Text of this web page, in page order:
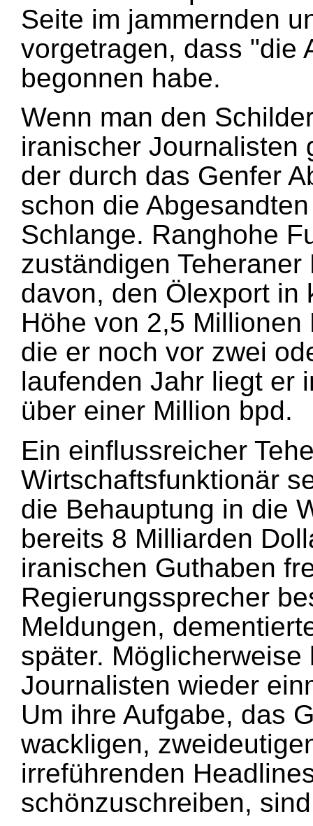
Seite im jammernden
vorgetragen, dass "die
begonnen habe.
Wenn man den
iranischer Journalisten
der durch das Genfer
schon die
Schlange. Ranghohe
zuständigen
davon, den Ölexport in
Höhe von 2,5
die er noch vor zwei
laufenden Jahr liegt er
über einer Million bpd.
Ein einflussreicher
Wirtschaftsfunktionär
die Behauptung in die
bereits 8 Milliarden
iranischen Guthaben
Regierungssprecher
Meldungen,
später.
Journalisten wieder
Um ihre Aufgabe, das
wackligen,
irreführenden
schönzuschreiben,